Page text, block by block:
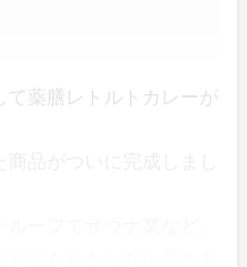
て薬膳レトルトカレーが